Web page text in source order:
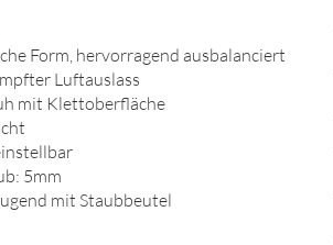
Form, hervorragend ausbalanciert
Luftauslass
mit Klettoberfläche
5mm
mit Staubbeutel